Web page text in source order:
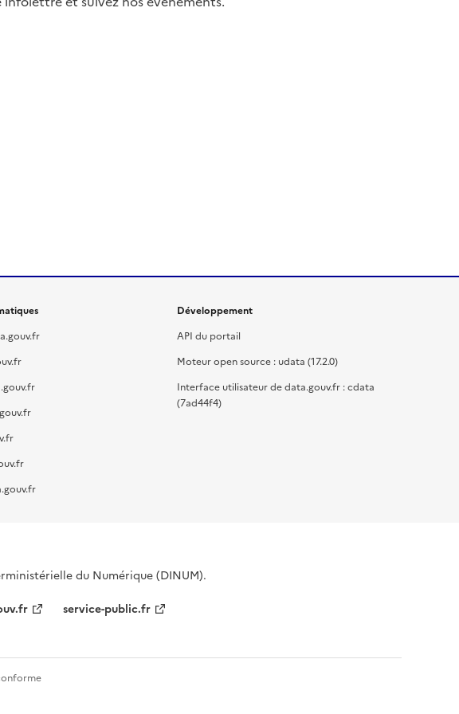
Développement
API du portail
Moteur open source : udata (17.2.0)
Interface utilisateur de data.gouv.fr : cdata
(7ad44f4)
du Numérique (DINUM).
service-public.fr